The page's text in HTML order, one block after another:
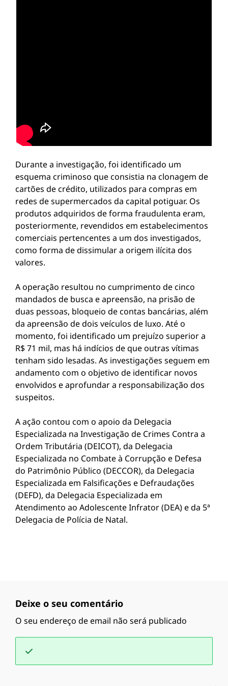
Durante a investigação, foi identificado um
esquema criminoso que consistia na clonagem de
cartões de crédito, utilizados para compras em
redes de supermercados da capital potiguar. Os
produtos adquiridos de forma fraudulenta eram,
posteriormente, revendidos em estabelecimentos
comerciais pertencentes a um dos investigados,
como forma de dissimular a origem ilícita dos
valores.
A operação resultou no cumprimento de cinco
mandados de busca e apreensão, na prisão de
duas pessoas, bloqueio de contas bancárias, além
da apreensão de dois veículos de luxo. Até o
momento, foi identificado um prejuízo superior a
R$ 71 mil, mas há indícios de que outras vítimas
tenham sido lesadas. As investigações seguem em
andamento com o objetivo de identificar novos
envolvidos e aprofundar a responsabilização dos
suspeitos.
A ação contou com o apoio da Delegacia
Especializada na Investigação de Crimes Contra a
Ordem Tributária (DEICOT), da Delegacia
Especializada no Combate à Corrupção e Defesa
do Patrimônio Público (DECCOR), da Delegacia
Especializada em Falsificações e Defraudações
(DEFD), da Delegacia Especializada em
Atendimento ao Adolescente Infrator (DEA) e da 5ª
Delegacia de Polícia de Natal.
Deixe o seu comentário
O seu endereço de email não será publicado